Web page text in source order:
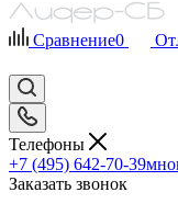
Сравнение0
Телефоны
+7 (495) 642-70-39
Заказать звонок